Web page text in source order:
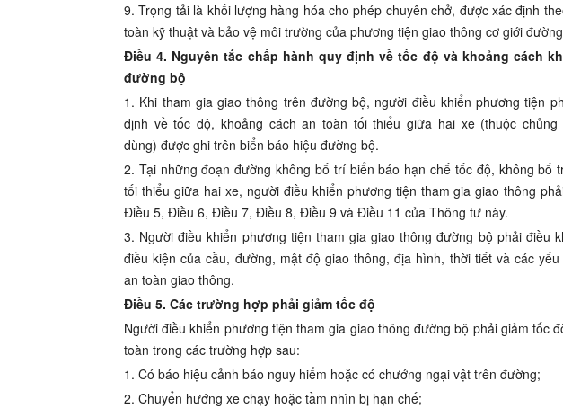
9. Trọng tải là khối lượng hàng hóa cho phép chuyên chở, được xác định
toàn kỹ thuật và bảo vệ môi trường của phương tiện giao thông cơ giới đường
Điều 4. Nguyên tắc chấp hành quy định về tốc độ và khoảng cách
đường bộ
1. Khi tham giagiao thông trên đường bộ, người điều khiển phương tiện
định về tốcđộ, khoảng cách an toàn tối thiểu giữa hai xe (thuộc chủng
dùng) được ghi trên biển báo hiệu đường bộ.
2. Tại nhữngđoạn đường không bố trí biển báo hạn chế tốc độ, không bố
tối thiểu giữa hai xe, người điều khiển phương tiện thamgia giao thông
Điều 5, Điều 6, Điều 7, Điều 8, Điều 9 và Điều 11 của Thông tư này.
3. Người điều khiển phương tiện tham gia giao thông đường bộ phải điều
điều kiện của cầu, đường, mật độ giao thông, địa hình, thời tiết vàcác yế
an toàn giao thông.
Điều 5. Các trường hợp phải giảm tốc độ
Người điều khiển phương tiện tham gia giao thông đườngbộ phải giảm tốcđ
toàn trong các trường hợp sau:
1. Có báo hiệu cảnh báo nguy hiểm hoặc có chướng ngại vật trên đường;
2. Chuyển hướng xe chạy hoặc tầm nhìn bị hạn chế;